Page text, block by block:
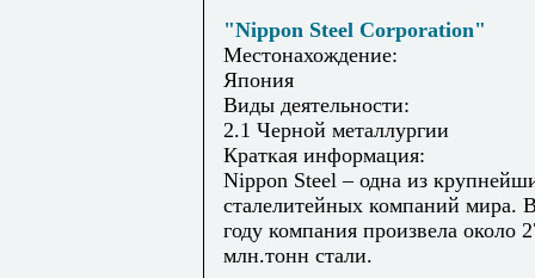
"Nippon Steel Corporation"
Местонахождение:
Япония
Виды деятельности:
2.1 Черной металлургии
Краткая информация:
Nippon Steel – одна из
сталелитейных компаний мира.
году компания произвела около
млн.тонн стали.